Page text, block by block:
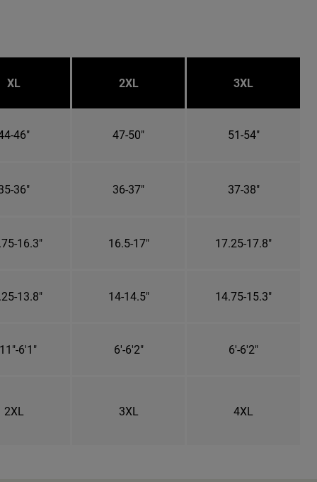
XL 2XL 3XL
46" 47-50" 51-54"
36" 36-37" 37-38"
16.3" 16.5-17" 17.25-17.8"
13.8" 14-14.5" 14.75-15.3"
6'1" 6'-6'2" 6'-6'2"
2XL 3XL 4XL